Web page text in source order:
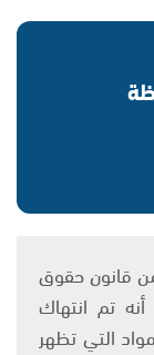
المواد وفقًا للمادة 27 أ من قانون حقوق
تعتقد أنه تم انتهاك
التي تظهر